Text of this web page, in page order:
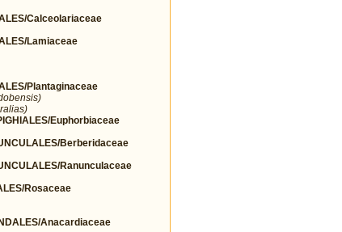
Calceolariaceae
Lamiaceae
Plantaginaceae
Euphorbiaceae
Berberidaceae
Ranunculaceae
Rosaceae
Anacardiaceae